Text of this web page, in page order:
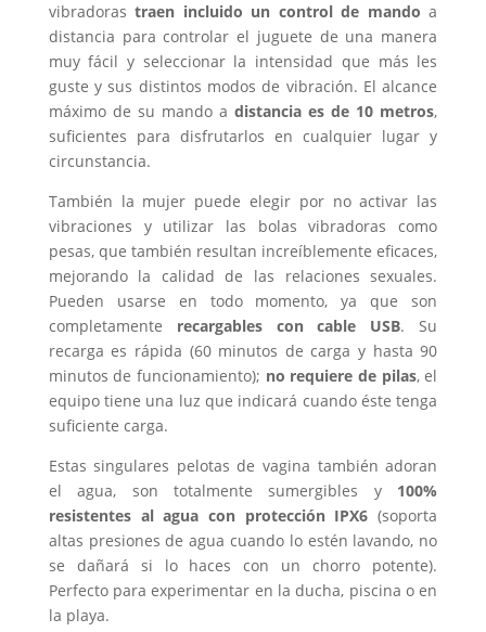
vibradorastraen incluido un control de mando a
distancia para controlar el juguete de una manera
muy fácil y seleccionar la intensidad que más les
guste y sus distintos modos de vibración. El alcance
máximo de su mando adistancia es de 10 metros,
suficientes para disfrutarlos en cualquier lugar y
circunstancia.
También la mujer puede elegir por no activar las
vibraciones y utilizar las bolas vibradoras como
pesas, que también resultan increíblemente eficaces,
mejorando la calidad de las relaciones sexuales.
Pueden usarse en todo momento, ya que son
completamente recargables con cable USB. Su
recarga es rápida (60 minutos de carga y hasta 90
minutos de funcionamiento); no requiere de pilas, el
equipo tiene una luz que indicará cuando éste tenga
suficiente carga.
Estas singulares pelotas de vagina también adoran
el agua, son totalmente sumergibles y 100%
resistentes al agua con protección IPX6 (soporta
altas presiones de agua cuando lo estén lavando, no
se dañará si lo haces con un chorro potente).
Perfecto para experimentar en la ducha, piscina o en
la playa.